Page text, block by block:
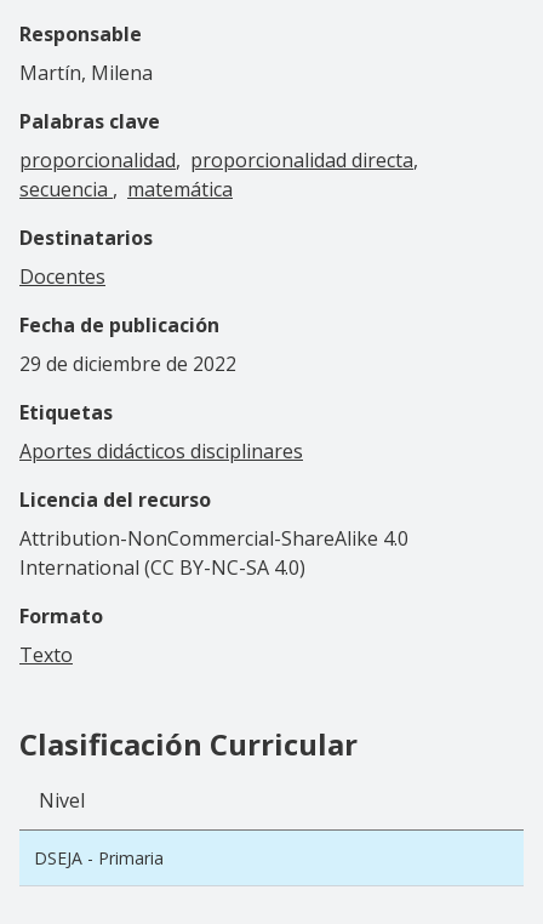
Responsable
Martín, Milena
Palabras clave
proporcionalidad
proporcionalidad directa
secuencia
matemática
Destinatarios
Docentes
Fecha de publicación
29 de diciembre de 2022
Etiquetas
Aportes didácticos disciplinares
Licencia del recurso
Attribution-NonCommercial-ShareAlike 4.0
International (CC BY-NC-SA 4.0)
Formato
Texto
Clasificación Curricular
Nivel
DSEJA - Primaria